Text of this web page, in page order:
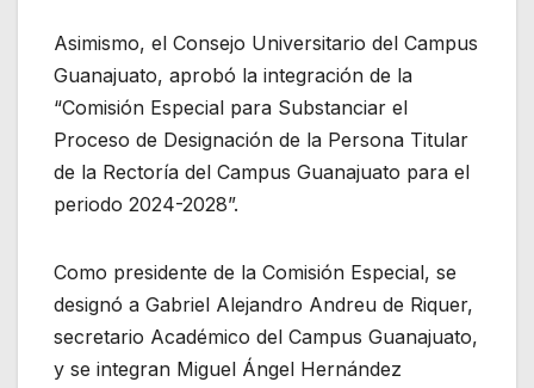
Asimismo, el Consejo Universitario del Campus
Guanajuato, aprobó la integración de la
“Comisión Especial para Substanciar el
Proceso de Designación de la Persona Titular
de la Rectoría del Campus Guanajuato para el
periodo 2024-2028”.
Como presidente de la Comisión Especial, se
designó a Gabriel Alejandro Andreu de Riquer,
secretario Académico del Campus Guanajuato,
y se integran Miguel Ángel Hernández